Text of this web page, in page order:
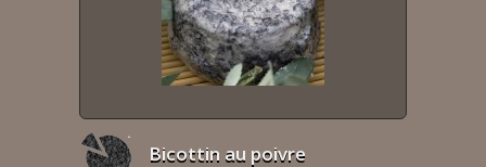
Bicottin au poivre